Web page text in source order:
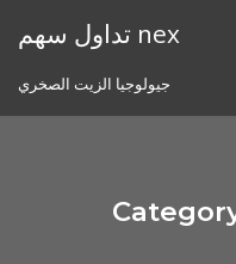
تداول سهم nex
جيولوجيا الزيت الصخري